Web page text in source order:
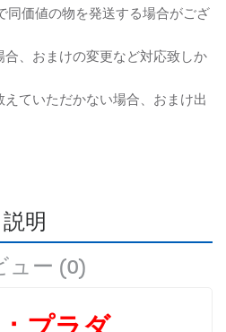
同価値の物を発送する場合がござ
、おまけの変更など対応致しか
ていただかない場合、おまけ出
説明
ュー (0)